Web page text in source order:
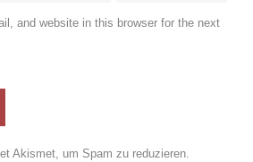
and website in this browser for the next
Akismet, um Spam zu reduzieren.